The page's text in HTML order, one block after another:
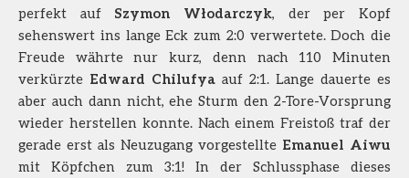
perfekt auf Szymon Włodarczyk, der per Kopf
sehenswert ins lange Eck zum 2:0 verwertete. Doch die
Freude währte nur kurz, denn nach 110 Minuten
verkürzte Edward Chilufya auf 2:1. Lange dauerte es
aber auch dann nicht, ehe Sturm den 2-Tore-Vorsprung
wieder herstellen konnte. Nach einem Freistoß traf der
gerade erst als Neuzugang vorgestellte Emanuel Aiwu
mit Köpfchen zum 3:1! In der Schlussphase dieses